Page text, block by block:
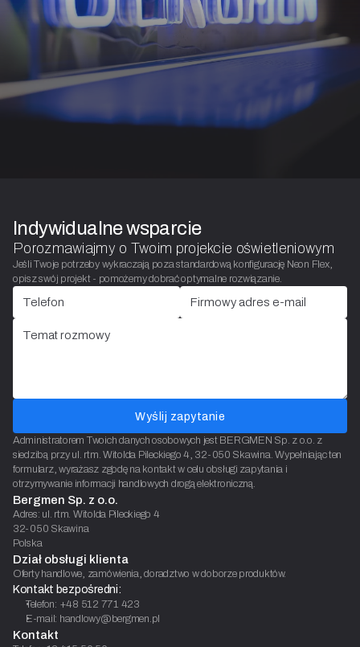
Indywidualne wsparcie
Porozmawiajmy o Twoim projekcie oświetleniowym
Jeśli Twoje potrzeby wykraczają poza standardową konfigurację Neon Flex,
opisz swój projekt - pomożemy dobrać optymalne rozwiązanie.
Wyślij zapytanie
Administratorem Twoich danych osobowych jest BERGMEN Sp. z o.o. z
siedzibą przy ul. rtm. Witolda Pileckiego 4, 32-050 Skawina. Wypełniając ten
formularz, wyrażasz zgodę na kontakt w celu obsługi zapytania i
otrzymywanie informacji handlowych drogą elektroniczną.
Bergmen Sp. z o.o.
Adres: ul. rtm. Witolda Pileckiego 4
32-050 Skawina
Polska
Dział obsługi klienta
Oferty handlowe, zamówienia, doradztwo w doborze produktów.
Kontakt bezpośredni:
Telefon: +48 512 771 423
E-mail: handlowy@bergmen.pl
Kontakt